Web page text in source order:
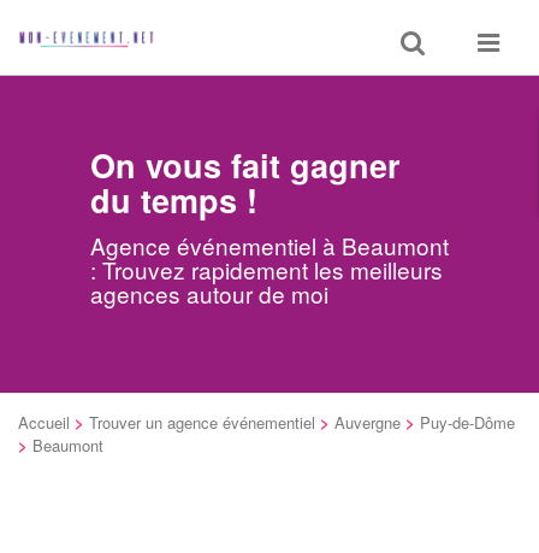
Toggle
search
Toggle
On vous fait gagner
du temps !
Agence événementiel à Beaumont
: Trouvez rapidement les meilleurs
agences autour de moi
Accueil > Trouver un agence événementiel > Auvergne > Puy-de-Dôme
> Beaumont